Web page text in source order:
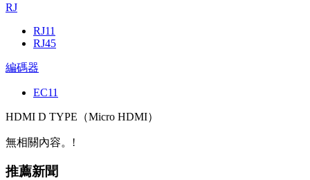
RJ
RJ11
RJ45
編碼器
EC11
HDMI D TYPE（Micro HDMI）
無相關內容。!
推薦新聞